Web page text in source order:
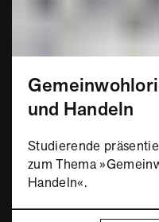
und Handeln
Studierende
zum Thema
Handeln«.